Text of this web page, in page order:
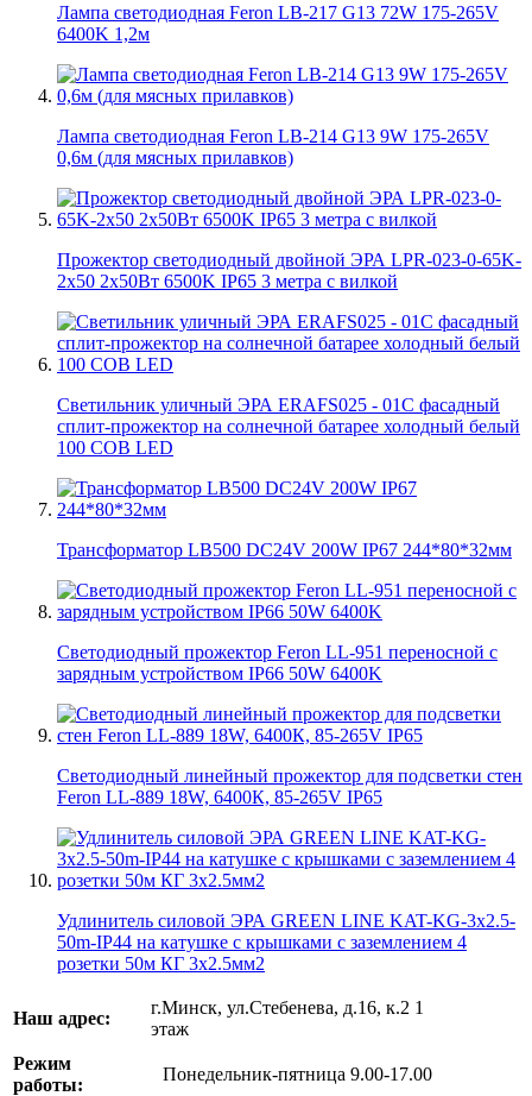
Лампа светодиодная Feron LB-217 G13 72W 175-265V
6400K 1,2м
Лампа светодиодная Feron LB-214 G13 9W 175-265V
0,6м (для мясных прилавков)
Прожектор светодиодный двойной ЭРА LPR-023-0-65K-
2х50 2х50Вт 6500K IP65 3 метра с вилкой
Светильник уличный ЭРА ERAFS025 - 01C фасадный
сплит-прожектор на солнечной батарее холодный белый
100 COB LED
Трансформатор LB500 DC24V 200W IP67 244*80*32мм
Светодиодный прожектор Feron LL-951 переносной с
зарядным устройством IP66 50W 6400K
Светодиодный линейный прожектор для подсветки стен
Feron LL-889 18W, 6400К, 85-265V IP65
Удлинитель силовой ЭРА GREEN LINE KAT-KG-3x2.5-
50m-IP44 на катушке c крышками с заземлением 4
розетки 50м КГ 3x2.5мм2
Наш адрес:
г.Минск, ул.Стебенева, д.16, к.2 1
этаж
Режим
работы:
Понедельник-пятница 9.00-17.00